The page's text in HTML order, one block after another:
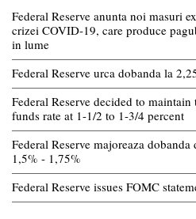
Federal Reserve anunta noi masuri
crizei COVID-19, care produce
in lume
Federal Reserve urca dobanda la
Federal Reserve decided to
funds rate at 1-1/2 to 1-3/4 percent
Federal Reserve majoreaza
1,5% - 1,75%
Federal Reserve issues FOMC